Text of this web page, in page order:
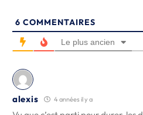
6 COMMENTAIRES
Le plus ancien
alexis 4 années il y a